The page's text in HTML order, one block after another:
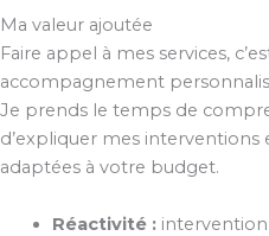
Ma valeur ajoutée
Faire appel à mes services,
accompagnement
Je prends le temps de
d’expliquer mes
adaptées à votre budget.
Réactivité :intervention